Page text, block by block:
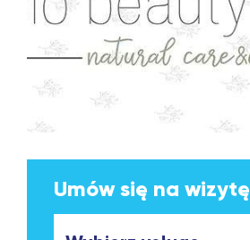
Umów się na wizytę